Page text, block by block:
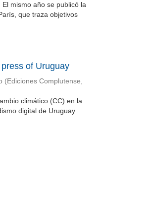
mismo año se publicó la
que traza objetivos
of Uruguay
(Ediciones Complutense,
climático (CC) en la
digital de Uruguay